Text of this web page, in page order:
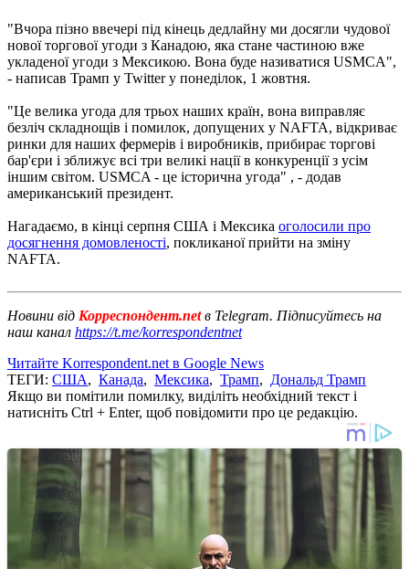
"Вчора пізно ввечері під кінець дедлайну ми досягли чудової
нової торгової угоди з Канадою, яка стане частиною вже
укладеної угоди з Мексикою. Вона буде називатися USMCA",
- написав Трамп у Twitter у понеділок, 1 жовтня.
"Це велика угода для трьох наших країн, вона виправляє
безліч складнощів і помилок, допущених у NAFTA, відкриває
ринки для наших фермерів і виробників, прибирає торгові
бар'єри і зближує всі три великі нації в конкуренції з усім
іншим світом. USMCA - це історична угода" , - додав
американський президент.
Нагадаємо, в кінці серпня США і Мексика оголосили про
досягнення домовленості, покликаної прийти на зміну
NAFTA.
Новини від Корреспондент.netв Telegram. Підписуйтесь на
наш канал https://t.me/korrespondentnet
Читайте Korrespondent.net в Google News
ТЕГИ: США, Канада, Мексика, Трамп, Дональд Трамп
Якщо ви помітили помилку, виділіть необхідний текст і
натисніть Ctrl + Enter, щоб повідомити про це редакцію.